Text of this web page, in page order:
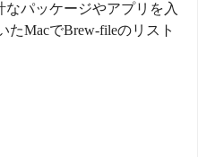
なパッケージやアプリを入
MacでBrew-fileのリスト